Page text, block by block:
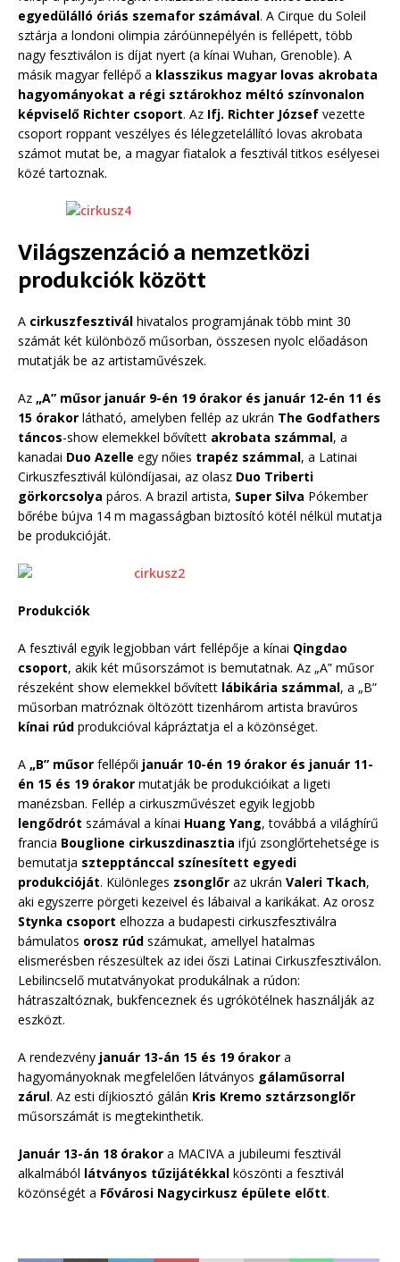
egyedülálló óriás szemafor számával. A Cirque du Soleil
sztárja a londoni olimpia záróünnepélyén is fellépett, több
nagy fesztiválon is díjat nyert (a kínai Wuhan, Grenoble). A
másik magyar fellépő a klasszikus magyar lovas akrobata
hagyományokat a régi sztárokhoz méltó színvonalon
képviselő Richter csoport. Az Ifj. Richter József vezette
csoport roppant veszélyes és lélegzetelállító lovas akrobata
számot mutat be, a magyar fiatalok a fesztivál titkos esélyesei
közé tartoznak.
Világszenzáció a nemzetközi
produkciók között
A cirkuszfesztivál hivatalos programjának több mint 30
számát két különböző műsorban, összesen nyolc előadáson
mutatják be az artistaművészek.
Az „A” műsor január 9-én 19 órakor és január 12-én 11 és
15 órakor látható, amelyben fellép az ukrán The Godfathers
táncos-show elemekkel bővített akrobata számmal, a
kanadai Duo Azelle egy nőies trapéz számmal, a Latinai
Cirkuszfesztivál különdíjasai, az olasz Duo Triberti
görkorcsolya páros. A brazil artista, Super Silva Pókember
bőrébe bújva 14 m magasságban biztosító kötél nélkül mutatja
be produkcióját.
Produkciók
A fesztivál egyik legjobban várt fellépője a kínai Qingdao
csoport, akik két műsorszámot is bemutatnak. Az „A” műsor
részeként show elemekkel bővített lábikária számmal, a „B”
műsorban matróznak öltözött tizenhárom artista bravúros
kínai rúd produkcióval kápráztatja el a közönséget.
A „B” műsor fellépői január 10-én 19 órakor és január 11-
én 15 és 19 órakor mutatják be produkcióikat a ligeti
manézsban. Fellép a cirkuszművészet egyik legjobb
lengődrót számával a kínai Huang Yang, továbbá a világhírű
francia Bouglione cirkuszdinasztia ifjú zsonglőrtehetsége is
bemutatja sztepptánccal színesített egyedi
produkcióját. Különleges zsonglőr az ukrán Valeri Tkach,
aki egyszerre pörgeti kezeivel és lábaival a karikákat. Az orosz
Stynka csoport elhozza a budapesti cirkuszfesztiválra
bámulatos orosz rúd számukat, amellyel hatalmas
elismerésben részesültek az idei őszi Latinai Cirkuszfesztiválon.
Lebilincselő mutatványokat produkálnak a rúdon:
hátraszaltóznak, bukfenceznek és ugrókötélnek használják az
eszközt.
A rendezvény január 13-án 15 és 19 órakor a
hagyományoknak megfelelően látványos gálaműsorral
zárul. Az esti díjkiosztó gálán Kris Kremo sztárzsonglőr
műsorszámát is megtekinthetik.
Január 13-án 18 órakor a MACIVA a jubileumi fesztivál
alkalmából látványos tűzijátékkal köszönti a fesztivál
közönségét a Fővárosi Nagycirkusz épülete előtt.